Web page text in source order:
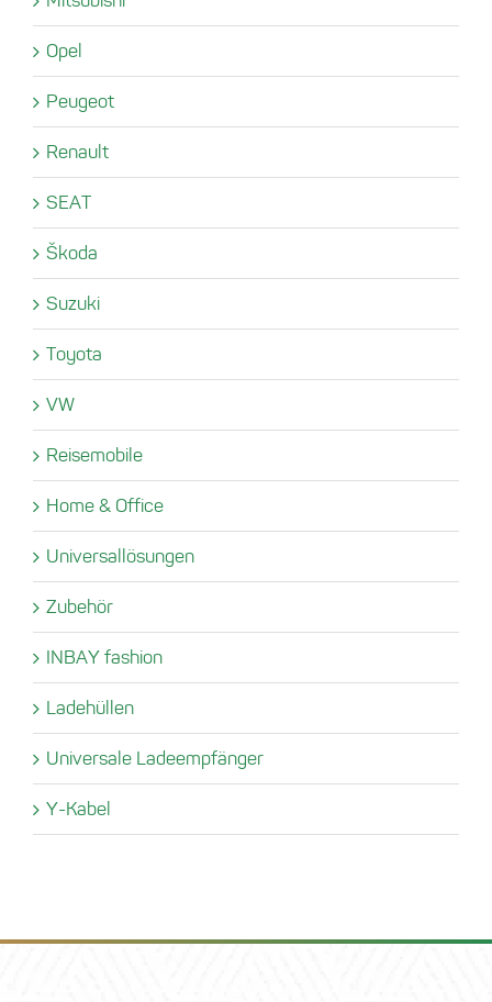
Opel
Peugeot
Renault
SEAT
Škoda
Suzuki
Toyota
VW
Reisemobile
Home & Office
Universallösungen
Zubehör
INBAY fashion
Ladehüllen
Universale Ladeempfänger
Y-Kabel